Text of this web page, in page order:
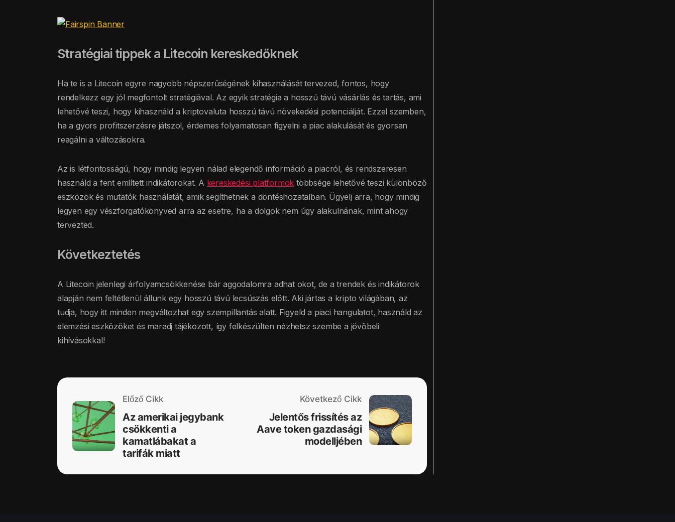
Stratégiai tippek a Litecoin kereskedőknek
Ha te is a Litecoin egyre nagyobb népszerűségének kihasználását tervezed, fontos, hogy
rendelkezz egy jól megfontolt stratégiával. Az egyik stratégia a hosszú távú vásárlás és tartás, ami
lehetővé teszi, hogy kihasználd a kriptovaluta hosszú távú növekedési potenciálját. Ezzel szemben,
ha a gyors profitszerzésre játszol, érdemes folyamatosan figyelni a piac alakulását és gyorsan
reagálni a változásokra.
Az is létfontosságú, hogy mindig legyen nálad elegendő információ a piacról, és rendszeresen
használd a fent említett indikátorokat. A kereskedési platformok többsége lehetővé teszi különböző
eszközök és mutatók használatát, amik segíthetnek a döntéshozatalban. Ügyelj arra, hogy mindig
legyen egy vészforgatókönyved arra az esetre, ha a dolgok nem úgy alakulnának, mint ahogy
tervezted.
Következtetés
A Litecoin jelenlegi árfolyamcsökkenése bár aggodalomra adhat okot, de a trendek és indikátorok
alapján nem feltétlenül állunk egy hosszú távú lecsúszás előtt. Aki jártas a kripto világában, az
tudja, hogy itt minden megváltozhat egy szempillantás alatt. Figyeld a piaci hangulatot, használd az
elemzési eszközöket és maradj tájékozott, így felkészülten nézhetsz szembe a jövőbeli
kihívásokkal!
Előző Cikk
Az amerikai jegybank
csökkenti a
kamatlábakat a
tarifák miatt
Következő Cikk
Jelentős frissítés az
Aave token gazdasági
modelljében